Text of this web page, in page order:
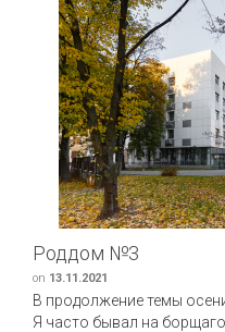
Роддом №3
on 13.11.2021
В продолжение темы
Я часто бывал на